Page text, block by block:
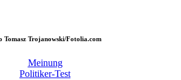
Tomasz Trojanowski/Fotolia.com
Meinung
Politiker-Test